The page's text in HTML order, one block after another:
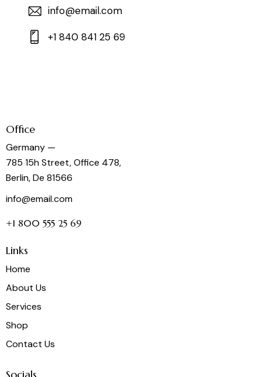
info@email.com
+1 840 841 25 69
Office
Germany —
785 15h Street, Office 478,
Berlin, De 81566
info@email.com
+1 800 555 25 69
Links
Home
About Us
Services
Shop
Contact Us